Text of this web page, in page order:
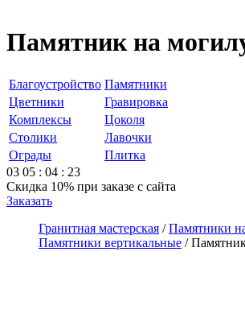
Памятник на
Благоустройство Памятники
Цветники
Гравировка
Комплексы
Цоколя
Столики
Лавочки
Ограды
Плитка
03 05 : 04 : 23
Скидка 10% при заказе с сайта
Заказать
Гранитная мастерская /Памятники
Памятники вертикальные /